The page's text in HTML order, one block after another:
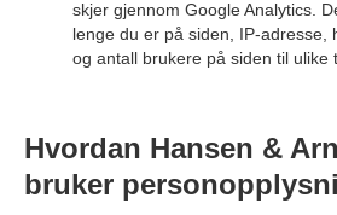
skjer gjennom Google Analytics.
lenge du er på siden, IP-adresse,
og antall brukere på siden til ulike
Hvordan Hansen &
bruker